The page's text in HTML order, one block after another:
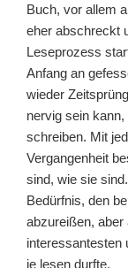
Buch, vor allem
eher abschreckt
Leseprozess
Anfang an
wieder
nervig sein
schreiben. Mit
Vergangenheit
sind, wie sie
Bedürfnis, den
abzureißen,
interessantesten
je lesen durfte.